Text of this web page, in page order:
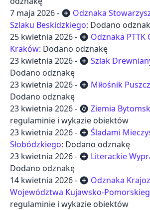
7 maja 2026 - add_circle Odznaka
Szlaku Beskidzkiego: Dodano
25 kwietnia 2026 - add_circle Odznaka PTTK
Kraków: Dodano odznakę
23 kwietnia 2026 - add_circle Szlak
Dodano odznakę
23 kwietnia 2026 - add_circle Miłośnik
Dodano odznakę
23 kwietnia 2026 - change_circle Ziemia
regulaminie i wykazie obiektów
23 kwietnia 2026 - add_circle Śladami
Słobódzkiego: Dodano odznakę
23 kwietnia 2026 - add_circle Literackie
Dodano odznakę
14 kwietnia 2026 - add_circle Odznaka
Województwa Kujawsko-
regulaminie i wykazie obiektów